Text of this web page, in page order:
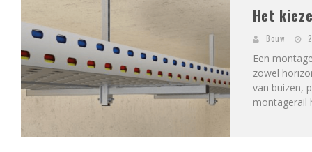
Het
Bouw
Een
zowel
van buizen,
montagerail